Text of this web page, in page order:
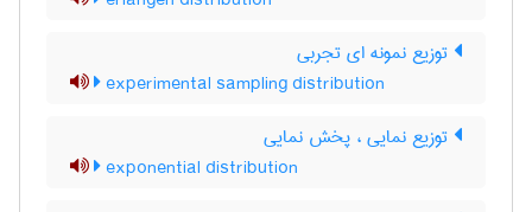
توزیع نمونه ای تجربی
experimental sampling distribution
توزیع نمایی ، پخش نمایی
exponential distribution